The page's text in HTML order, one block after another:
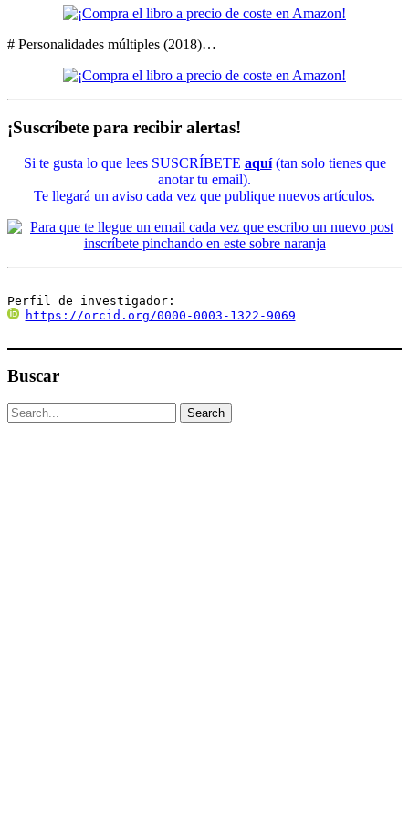
# Personalidades múltiples (2018)…
¡Suscríbete para recibir alertas!
Si te gusta lo que lees SUSCRÍBETE aquí(tan solo tienes que
anotar tu email).
Te llegará un aviso cada vez que publique nuevos artículos.
----
Perfil de investigador:
https://orcid.org/0000-0003-1322-9069
----
Buscar